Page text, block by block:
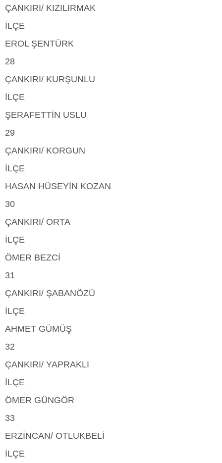
ÇANKIRI/ KIZILIRMAK
İLÇE
EROL ŞENTÜRK
28
ÇANKIRI/ KURŞUNLU
İLÇE
ŞERAFETTİN USLU
29
ÇANKIRI/ KORGUN
İLÇE
HASAN HÜSEYİN KOZAN
30
ÇANKIRI/ ORTA
İLÇE
ÖMER BEZCİ
31
ÇANKIRI/ ŞABANÖZÜ
İLÇE
AHMET GÜMÜŞ
32
ÇANKIRI/ YAPRAKLI
İLÇE
ÖMER GÜNGÖR
33
ERZİNCAN/ OTLUKBELİ
İLÇE